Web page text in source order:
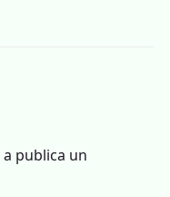
publica un